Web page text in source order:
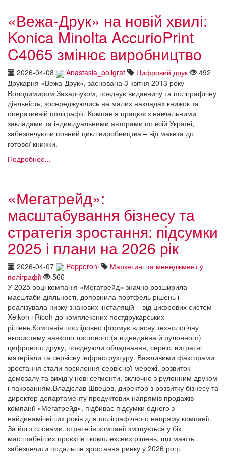
«Вежа-Друк» на новій хвилі:
Konica Minolta AccurioPrint
C4065 змінює виробництво
2026-04-08 Anastasia_poligraf Цифровий друк
492
Друкарня «Вежа-Друк», заснована 3 квітня 2013 року
Володимиром Захарчуком, поєднує видавничу та поліграфічну
діяльність, зосереджуючись на малих накладах книжок та
оперативній поліграфії. Компанія працює з навчальними
закладами та індивідуальними авторами по всій Україні,
забезпечуючи повний цикл виробництва – від макета до
готової книжки.
Подробнее...
«Мегатрейд»:
масштабування бізнесу та
стратегія зростання: підсумки
2025 і плани на 2026 рік
2026-04-07 Pepperoni
Маркетинг та менеджмент у
поліграфії
566
У 2025 році компанія «Мегатрейд» значно розширила
масштаби діяльності, доповнила портфель рішень і
реалізувала низку знакових інсталяцій – від цифрових систем
Xeikon і Ricoh до комплексних постдрукарських
рішень.Компанія послідовно формує власну технологічну
екосистему навколо листового (а віднедавна й рулонного)
цифрового друку, поєднуючи обладнання, сервіс, витратні
матеріали та сервісну інфраструктуру. Важливими факторами
зростання стали посилення сервісної мережі, розвиток
демозалу та вихід у нові сегменти, включно з рулонним друком
і пакованням.Владіслав Швецов, директор з розвитку бізнесу та
директор департаменту продуктових напрямів продажів
компанії «Мегатрейд», підбиває підсумки одного з
найдинамічніших років для поліграфічного напряму компанії.
За його словами, стратегія компанії зміщується у бік
масштабніших проєктів і комплексних рішень, що мають
забезпечити подальше зростання ринку у 2026 році.